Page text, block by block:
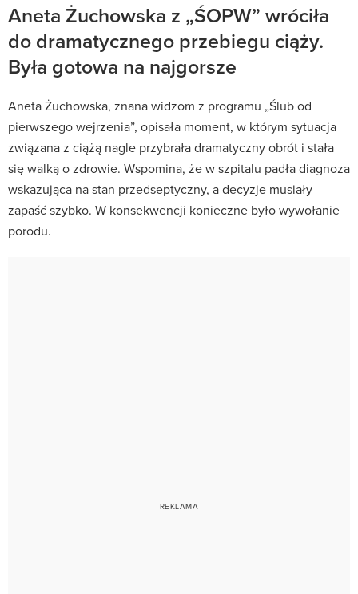
Aneta Żuchowska z „ŚOPW” wróciła
do dramatycznego przebiegu ciąży.
Była gotowa na najgorsze
Aneta Żuchowska, znana widzom z programu „Ślub od
pierwszego wejrzenia”, opisała moment, w którym sytuacja
związana z ciążą nagle przybrała dramatyczny obrót i stała
się walką o zdrowie. Wspomina, że w szpitalu padła diagnoza
wskazująca na stan przedseptyczny, a decyzje musiały
zapaść szybko. W konsekwencji konieczne było wywołanie
porodu.